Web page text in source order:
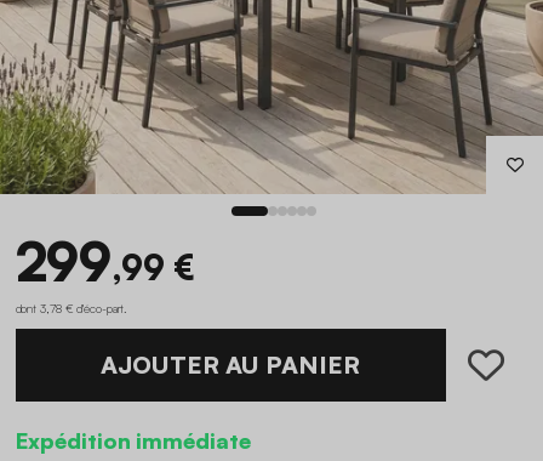
299,99 €
dont 3,78 € d'éco-part
AJOUTER AU PANIER
Expédition immédiate